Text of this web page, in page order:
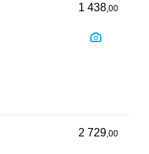
1 438,00
2 729,00